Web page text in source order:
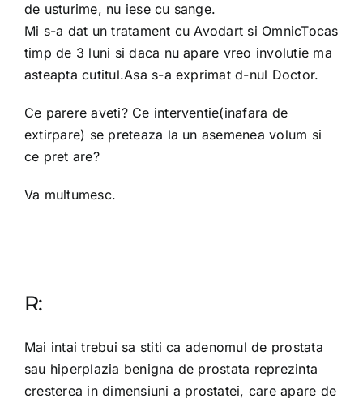
de usturime, nu iese cu sange.
Mi s-a dat un tratament cu Avodart si OmnicTocas
timp de 3 luni si daca nu apare vreo involutie ma
asteapta cutitul.Asa s-a exprimat d-nul Doctor.
Ce parere aveti? Ce interventie(inafara de
extirpare) se preteaza la un asemenea volum si
ce pret are?
Va multumesc.
R:
Mai intai trebui sa stiti ca adenomul de prostata
sau hiperplazia benigna de prostata reprezinta
cresterea in dimensiuni a prostatei, care apare de